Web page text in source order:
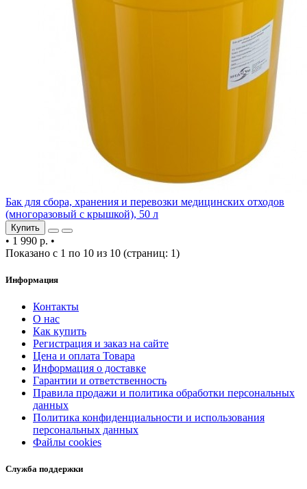
Бак для сбора, хранения и перевозки медицинских отходов
(многоразовый с крышкой), 50 л
Купить
• 1 990 р. •
Показано с 1 по 10 из 10 (страниц: 1)
Информация
Контакты
О нас
Как купить
Регистрация и заказ на сайте
Цена и оплата Товара
Информация о доставке
Гарантии и ответственность
Правила продажи и политика обработки персональных
данных
Политика конфиденциальности и использования
персональных данных
Файлы cookies
Служба поддержки